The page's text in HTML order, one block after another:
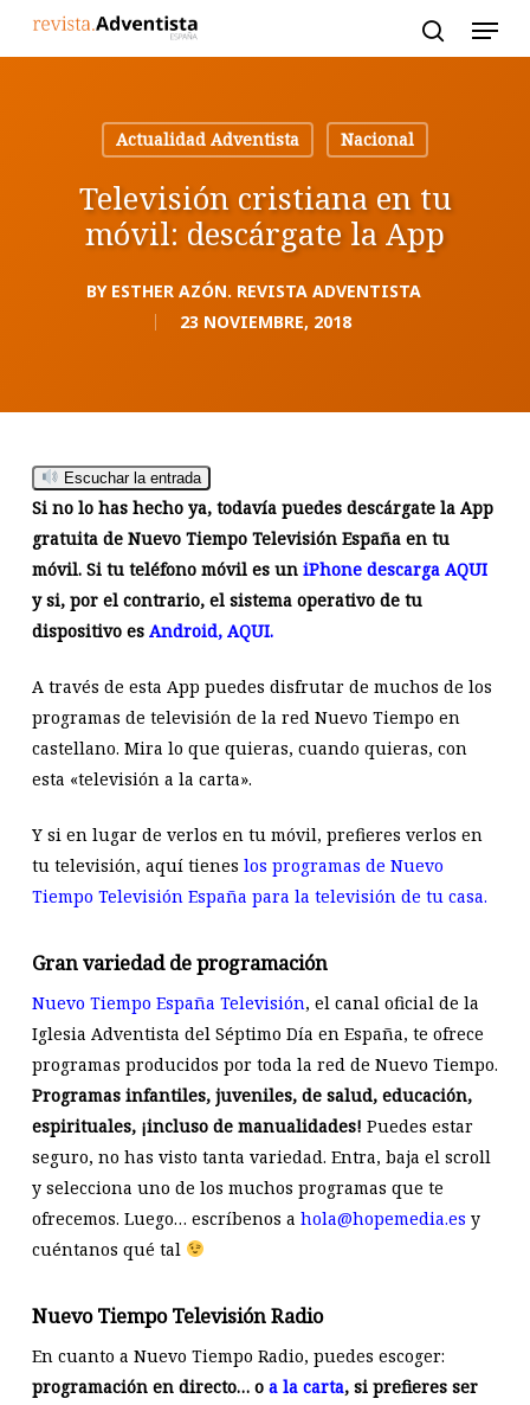
Actualidad Adventista
Nacional
Televisión cristiana en tu
móvil: descárgate la App
BY ESTHER AZÓN. REVISTA ADVENTISTA
23 NOVIEMBRE, 2018
Escuchar la entrada
Si no lo has hecho ya, todavía puedes descárgate la App
gratuita de Nuevo Tiempo Televisión España en tu
móvil. Si tu teléfono móvil es un iPhone descarga AQUI
y si, por el contrario, el sistema operativo de tu
dispositivo es Android, AQUI.
A través de esta App puedes disfrutar de muchos de los
programas de televisión de la red Nuevo Tiempo en
castellano. Mira lo que quieras, cuando quieras, con
esta «televisión a la carta».
Y si en lugar de verlos en tu móvil, prefieres verlos en
tu televisión, aquí tienes los programas de Nuevo
Tiempo Televisión España para la televisión de tu casa.
Gran variedad de programación
Nuevo Tiempo España Televisión, el canal oficial de la
Iglesia Adventista del Séptimo Día en España, te ofrece
programas producidos por toda la red de Nuevo Tiempo.
Programas infantiles, juveniles, de salud, educación,
espirituales, ¡incluso de manualidades! Puedes estar
seguro, no has visto tanta variedad. Entra, baja el scroll
y selecciona uno de los muchos programas que te
ofrecemos. Luego… escríbenos a hola@hopemedia.es y
cuéntanos qué tal
Nuevo Tiempo Televisión Radio
En cuanto a Nuevo Tiempo Radio, puedes escoger:
programación en directo… o a la carta, si prefieres ser